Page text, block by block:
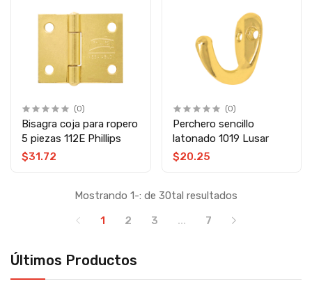
Últimos Productos
(0)
Bisagra coja para ropero
5 piezas 112E Phillips
$31.72
(0)
Perchero sencillo
latonado 1019 Lusar
$20.25
Mostrando 1-: de 30tal resultados
1
2 3 ... 7